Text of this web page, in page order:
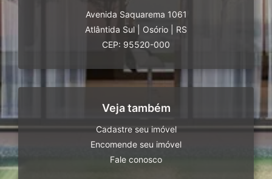
Avenida Saquarema 1061
Atlântida Sul
Osório
RS
CEP: 95520-000
Veja também
Cadastre seu imóvel
Encomende seu imóvel
Fale conosco